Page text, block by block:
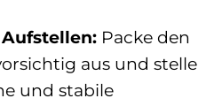
Packe den
aus und stelle
und stabile